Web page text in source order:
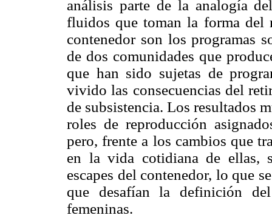
análisis parte de la analogía
fluidos que toman la forma del
contenedor son los programas
de dos comunidades que
que han sido sujetas de
vivido las consecuencias del
de subsistencia. Los resultados
roles de reproducción
pero, frente a los cambios que
en la vida cotidiana de ellas,
escapes del contenedor, lo que
que desafían la definición del
femeninas.